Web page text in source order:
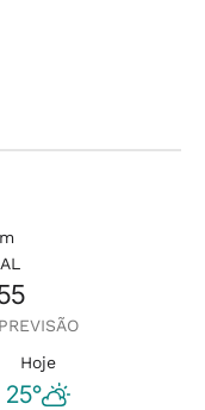
PREVISÃO
Hoje
25°